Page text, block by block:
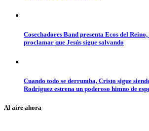
Cosechadores Band presenta Ecos del
proclamar que Jesús sigue salvando
Cuando todo se derrumba, Cristo sigue
Rodríguez estrena un poderoso himno de
Al aire ahora